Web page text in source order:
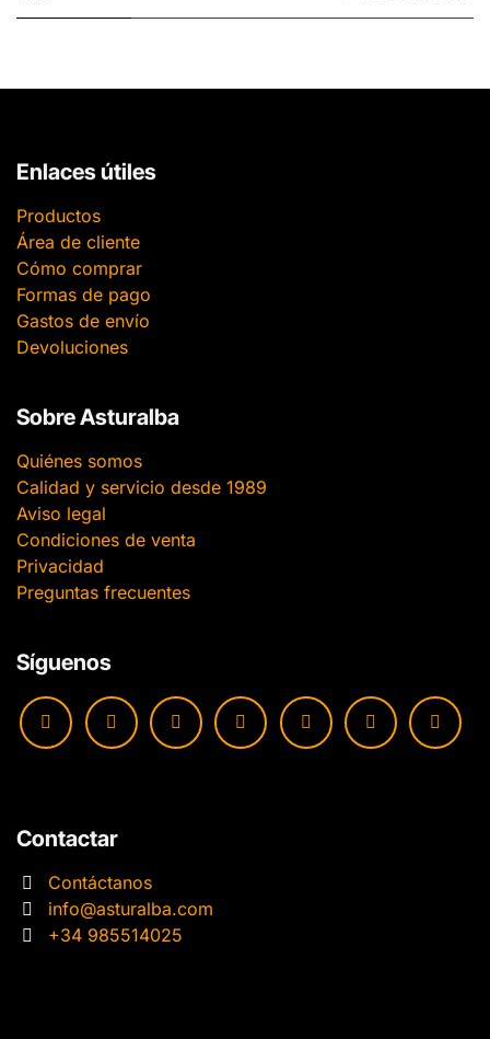
Enlaces útiles
Productos
Área de cliente
Cómo comprar
Formas de pago
Gastos de envío
Devoluciones
Sobre Asturalba
Quiénes somos
Calidad y servicio desde 1989
Aviso legal
Condiciones de venta
Privacidad
Preguntas frecuentes
Síguenos
Contactar
Contáctanos
info@asturalba.com
+34 985514025